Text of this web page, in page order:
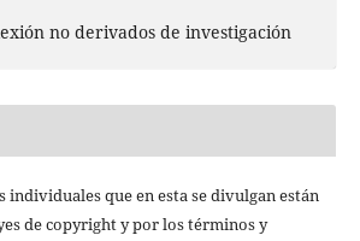
no derivados de investigación
individuales que en esta se divulgan están
de copyright y por los términos y